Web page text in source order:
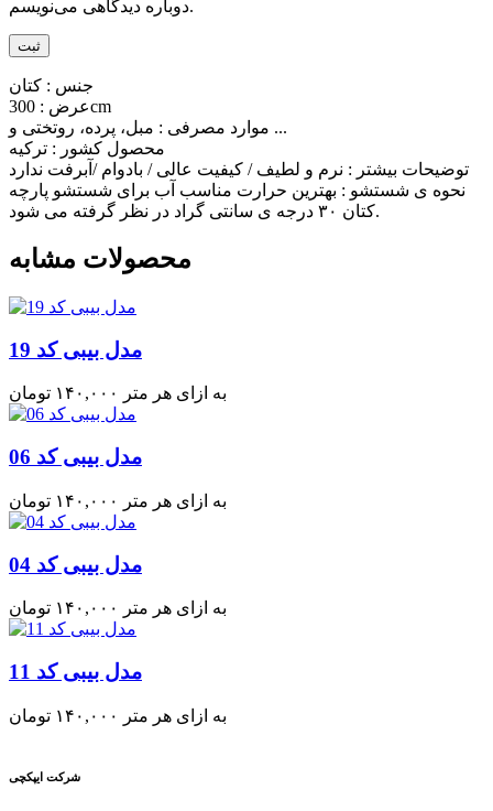
دوباره دیدگاهی می‌نویسم.
جنس : کتان
عرض : 300cm
موارد مصرفی : مبل، پرده، روتختی و ...
محصول کشور : ترکیه
توضیحات بیشتر : نرم و لطیف / کیفیت عالی / بادوام /آبرفت ندارد
نحوه ی شستشو : بهترین حرارت مناسب آب برای شستشو پارچه
کتان ۳۰ درجه ی سانتی گراد در نظر گرفته می شود.
محصولات مشابه
مدل بیبی کد 19
۱۴۰,۰۰۰ تومان به ازای هر متر
مدل بیبی کد 06
۱۴۰,۰۰۰ تومان به ازای هر متر
مدل بیبی کد 04
۱۴۰,۰۰۰ تومان به ازای هر متر
مدل بیبی کد 11
۱۴۰,۰۰۰ تومان به ازای هر متر
شرکت ایپکچی